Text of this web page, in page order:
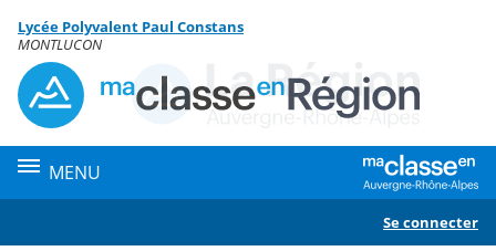
Menu de la rubrique
Contenu
Lycée Polyvalent Paul Constans
MONTLUCON
MENU
Se connecter